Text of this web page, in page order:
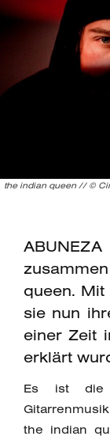
the indian queen // ©
queen.
sie nun
einer Zeit
erklärt
Es ist die
the indian